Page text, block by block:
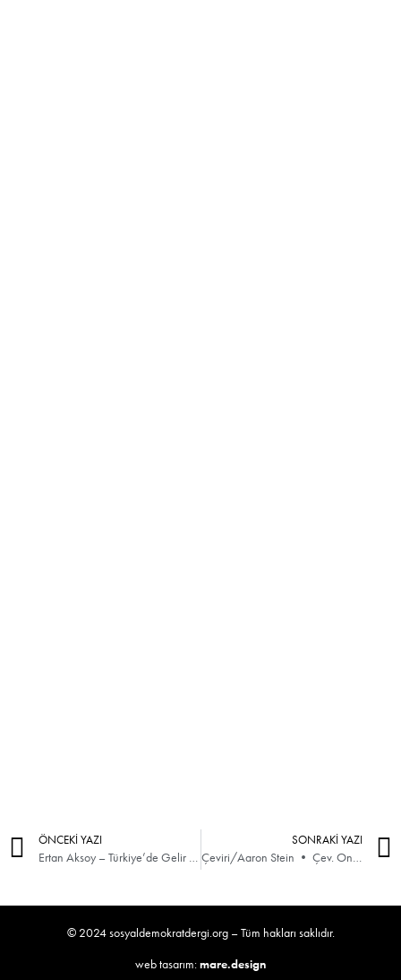
ÖNCEKİ YAZI
Ertan Aksoy – Türkiye’de Gelir Dağılımı Eşitsizliği: Yeni Bir Sol Siyasetin Olanakları
SONRAKİ YAZI
Çeviri/Aaron Stein • Çev. Onur Alp Yılmaz – Türkiye’nin Çöken Dış Politikası
© 2024 sosyaldemokratdergi.org – Tüm hakları saklıdır.
web tasarım:mare.design